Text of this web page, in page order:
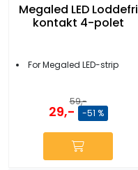
Megaled LED Loddefri
kontakt 4-polet
For Megaled LED-strip
59,-
29,- -51 %